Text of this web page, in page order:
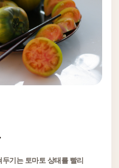
기는 토마토 상태를 빨리